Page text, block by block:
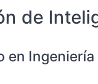
de
en